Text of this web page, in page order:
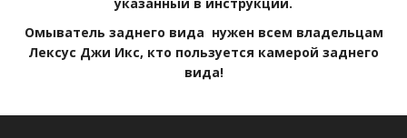
Омыватель заднего вида нужен всем владельцам
Лексус Джи Икс, кто пользуется камерой заднего
вида!